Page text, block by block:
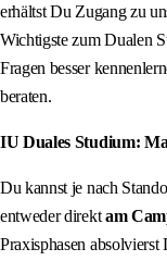
erhältst Du Zugang zu
Wichtigste zum Dualen
Fragen besser
beraten.
IU Duales Studium:
Du kannst je nach
entweder direktam
Praxisphasen